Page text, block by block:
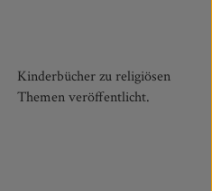
Themen veröffentlicht.